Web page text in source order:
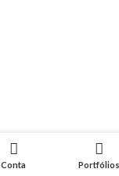
Conta Portfólios